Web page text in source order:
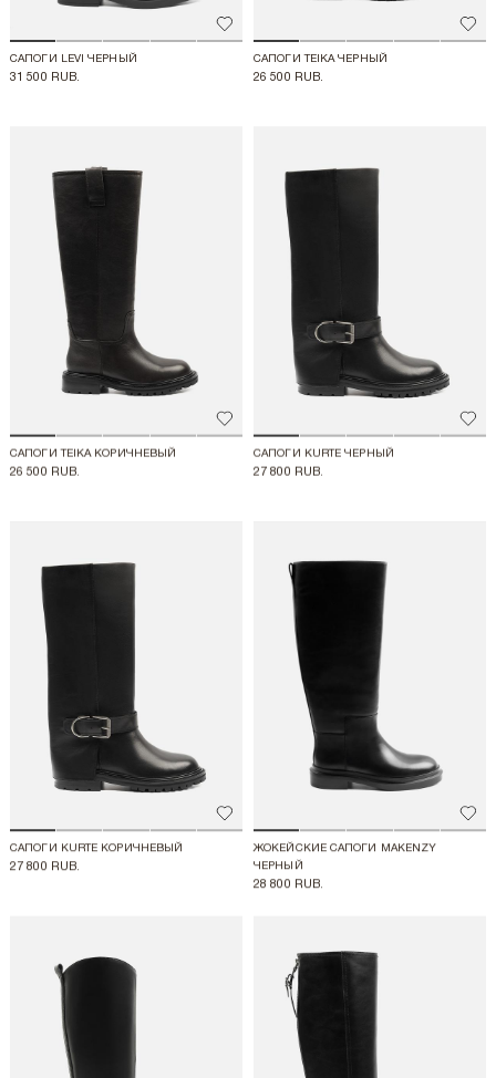
Добавить в избранное
САПОГИ LEVI ЧЕРНЫЙ
31 500 RUB.
САПОГИ TEIKA ЧЕРНЫЙ
26 500 RUB.
Добавить в избранное
САПОГИ TEIKA КОРИЧНЕВЫЙ
26 500 RUB.
САПОГИ KURTE ЧЕРНЫЙ
27 800 RUB.
Добавить в избранное
САПОГИ KURTE КОРИЧНЕВЫЙ
27 800 RUB.
ЖОКЕЙСКИЕ САПОГИ MAKENZY
ЧЕРНЫЙ
28 800 RUB.